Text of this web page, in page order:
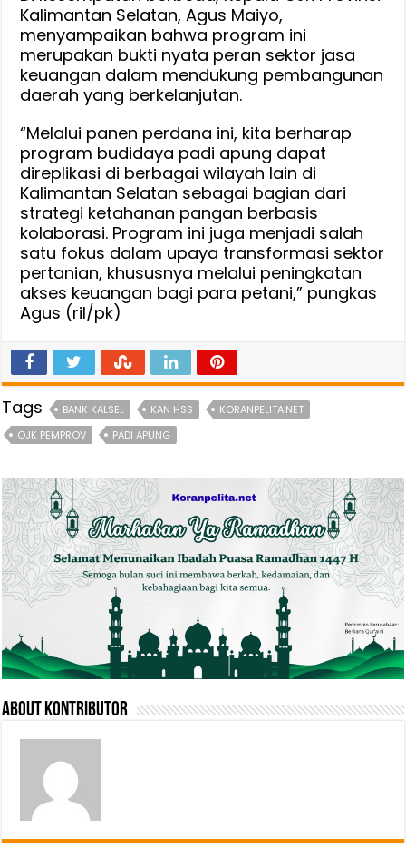
Kalimantan Selatan, Agus Maiyo,
menyampaikan bahwa program ini
merupakan bukti nyata peran sektor jasa
keuangan dalam mendukung pembangunan
daerah yang berkelanjutan.
“Melalui panen perdana ini, kita berharap
program budidaya padi apung dapat
direplikasi di berbagai wilayah lain di
Kalimantan Selatan sebagai bagian dari
strategi ketahanan pangan berbasis
kolaborasi. Program ini juga menjadi salah
satu fokus dalam upaya transformasi sektor
pertanian, khususnya melalui peningkatan
akses keuangan bagi para petani,” pungkas
Agus (ril/pk)
Tags BANK KALSEL KAN HSS
KORANPELITA.NET
OJK PEMPROV
PADI APUNG
About Kontributor